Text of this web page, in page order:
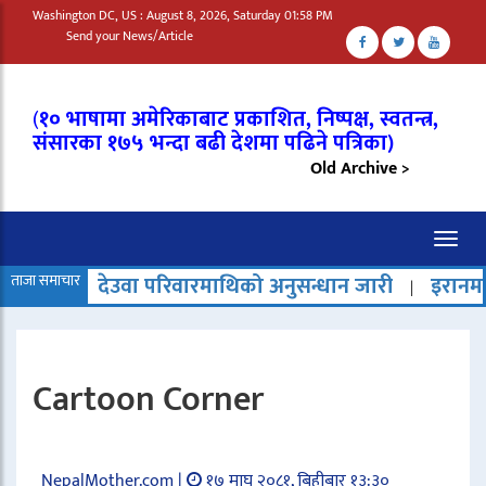
Washington DC, US : August 8, 2026, Saturday 01:58 PM
Send your News/Article
(१० भाषामा अमेरिकाबाट प्रकाशित, निष्पक्ष, स्वतन्त्र,
संसारका १७५ भन्दा बढी देशमा पढिने पत्रिका)
Old Archive >
ताजा समाचार
परिवारमाथिको अनुसन्धान जारी | इरानमा मृत्युदण्ड
Cartoon Corner